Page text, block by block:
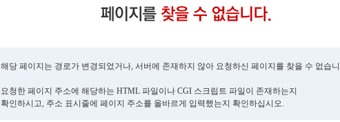
해당 페이지는 경로가 변경되었거나, 서버에 존재하지 않아 요청하신 페이지를 찾을 수 없습
요청한 페이지 주소에 해당하는 HTML 파일이나 CGI 스크립트 파일이 존재하는지
확인하시고, 주소 표시줄에 페이지 주소를 올바르게 입력했는지 확인하십시오.